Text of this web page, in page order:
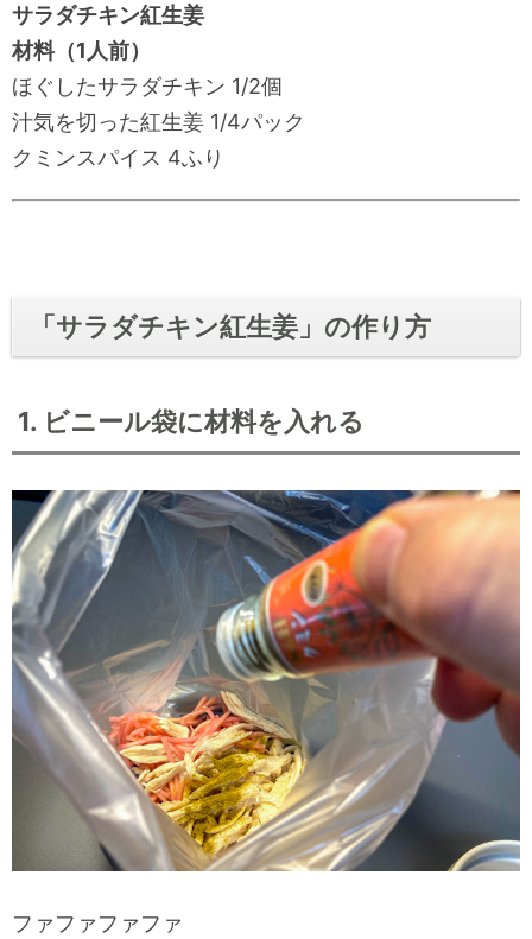
サラダチキン紅生姜
材料（1人前）
ほぐしたサラダチキン 1/2個
汁気を切った紅生姜 1/4パック
クミンスパイス 4ふり
「サラダチキン紅生姜」の作り方
1. ビニール袋に材料を入れる
ファファファファ